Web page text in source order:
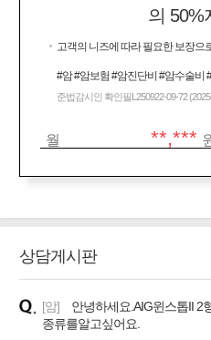
의 50%
고객의 니즈에 따라 필요한 보장으
#암 #암보험 #암진단비 #암수술비
준법감시인 확인필L250922-09-72
월 **,***
상담게시판
[암]
안녕하세요.AIG윈스톱II 2
종류를알고싶어요.